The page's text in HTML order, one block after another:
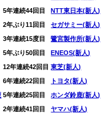
年連続44回目
NTT東日本(新人)
ぶり11回目
セガサミー(新人)
連続15度目
鷺宮製作所(新人)
ぶり50回目
ENEOS(新人)
続42回目東芝(新人)
年連続22回目
トヨタ(新人)
5年連続25回目
ホンダ鈴鹿(新人)
続41回目 0ヤマハ(新人)